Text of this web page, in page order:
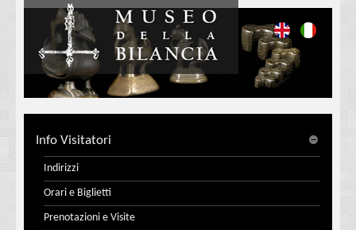
Info Visitatori
Indirizzi
Orari e Biglietti
Prenotazioni e Visite